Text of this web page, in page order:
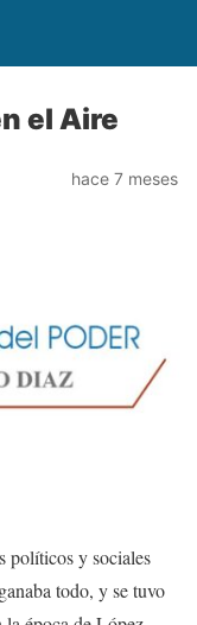
el Aire
hace 7 meses
políticos y sociales
todo, y se tuvo